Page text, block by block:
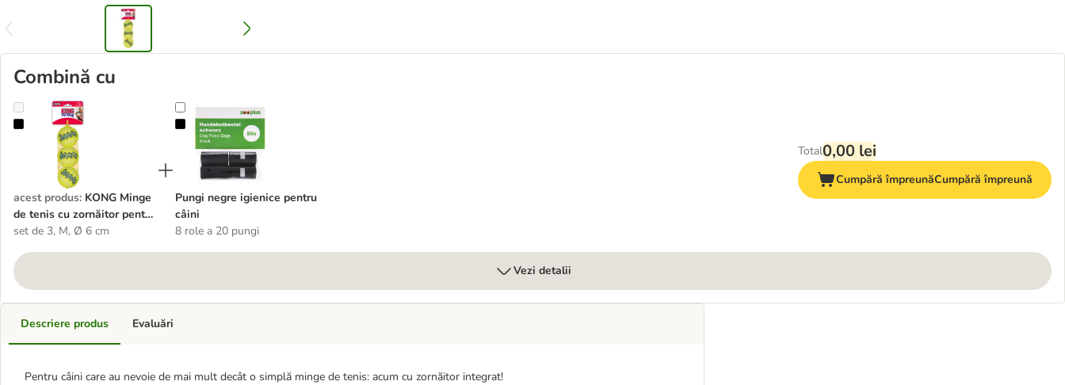
Combină cu
KONG Minge de tenis cu zornăitor pentru câini
acest produs: KONG Minge
de tenis cu zornăitor pentru
câini
set de 3, M, Ø 6 cm
Pungi negre igienice pentru câini
Pungi negre igienice pentru
câini
8 role a 20 pungi
Total0,00 lei
Cumpără împreunăCumpără împreună
Vezi detalii
Descriere produs
Pentru câini care au nevoie de mai mult decât o simplă minge de tenis: acum cu zornăitor integrat!
Evaluări